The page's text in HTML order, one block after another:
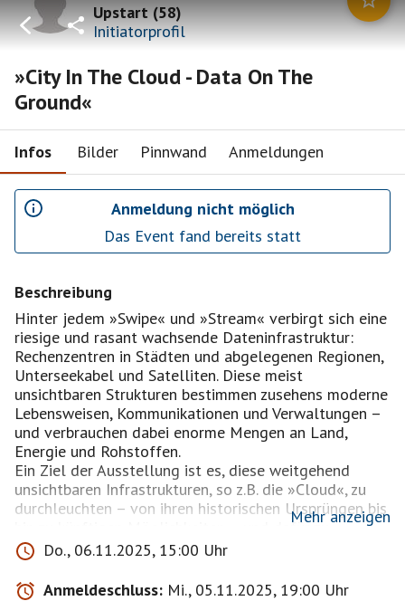
Upstart(58)
Initiatorprofil
»City In The Cloud - Data On The
Ground«
Infos Bilder Pinnwand Anmeldungen
Anmeldung nicht möglich
Das Event fand bereits statt
Beschreibung
Hinter jedem »Swipe« und »Stream« verbirgt sich eine
riesige und rasant wachsende Dateninfrastruktur:
Rechenzentren in Städten und abgelegenen Regionen,
Unterseekabel und Satelliten. Diese meist
unsichtbaren Strukturen bestimmen zusehens moderne
Lebensweisen, Kommunikationen und Verwaltungen –
und verbrauchen dabei enorme Mengen an Land,
Energie und Rohstoffen.
Ein Ziel der Ausstellung ist es, diese weitgehend
unsichtbaren Infrastrukturen, so z.B. die »Cloud«, zu
durchleuchten – von ihren historischen Ursprüngen bis
hin zu künftigen Möglichkeiten – und dafür zu
plädieren, die Gestaltung und Planung von
Dateninfrastrukturen stärker in das gesellschaftliche
und politische Bewusstsein einzubetten.
Mehr anzeigen
Do., 06.11.2025, 15:00 Uhr
Anmeldeschluss: Mi., 05.11.2025, 19:00 Uhr